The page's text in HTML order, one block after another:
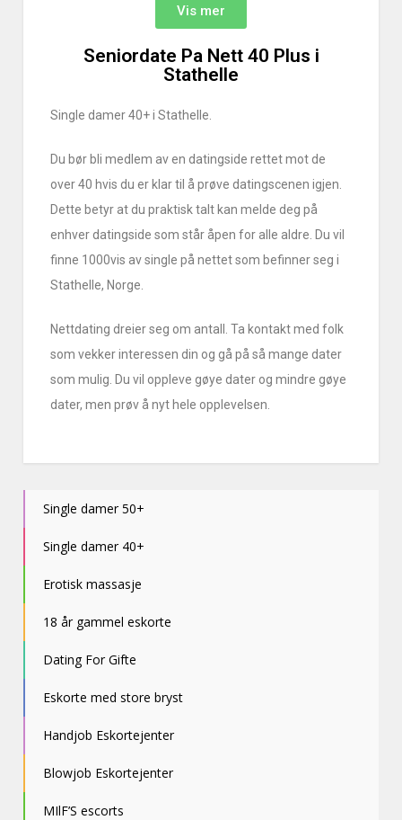
Vis mer
Seniordate Pa Nett 40 Plus i
Stathelle
Single damer 40+ i Stathelle.
Du bør bli medlem av en datingside rettet mot de
over 40 hvis du er klar til å prøve datingscenen igjen.
Dette betyr at du praktisk talt kan melde deg på
enhver datingside som står åpen for alle aldre. Du vil
finne 1000vis av single på nettet som befinner seg i
Stathelle, Norge.
Nettdating dreier seg om antall. Ta kontakt med folk
som vekker interessen din og gå på så mange dater
som mulig. Du vil oppleve gøye dater og mindre gøye
dater, men prøv å nyt hele opplevelsen.
Single damer 50+
Single damer 40+
Erotisk massasje
18 år gammel eskorte
Dating For Gifte
Eskorte med store bryst
Handjob Eskortejenter
Blowjob Eskortejenter
MIlF’S escorts